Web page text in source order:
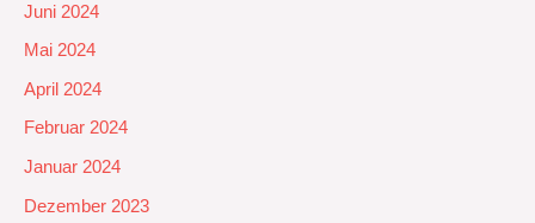
Juni 2024
Mai 2024
April 2024
Februar 2024
Januar 2024
Dezember 2023